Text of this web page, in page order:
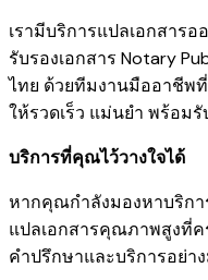
เรามีบริการแปลเอกสารอ
รับรองเอกสาร Notary
ไทย ด้วยทีมงานมืออาชีพ
ให้รวดเร็ว แม่นยำ พร้อม
บริการที่คุณไว้วางใจได้
หากคุณกำลังมองหาบริก
แปลเอกสารคุณภาพสูงที่ค
คำปรึกษาและบริการอย่